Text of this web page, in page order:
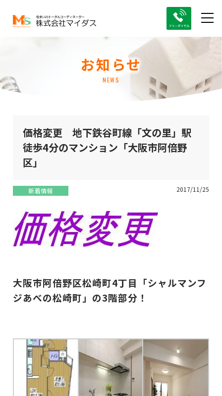
お知らせ
NEWS
価格変更 地下鉄谷町線「文の里」駅
徒歩4分のマンション「大阪市阿倍野
区」
新着情報 2017/11/25
大阪市阿倍野区松崎町4丁目「シャルマンフ
ジあべの松崎町」の3階部分！